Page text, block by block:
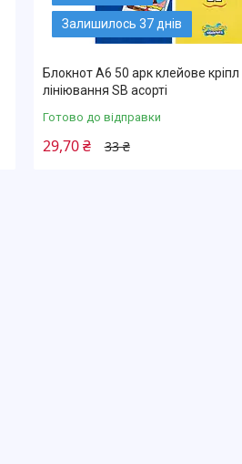
Залишилось 37 днів
Блокнот А6 50 арк клейове кріпл
лініювання SB асорті
Готово до відправки
33 ₴
29,70 ₴